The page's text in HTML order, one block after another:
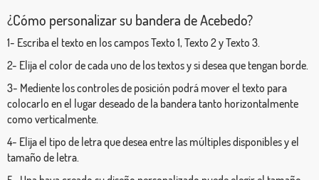
¿Cómo personalizar su bandera de Acebedo?
1- Escriba el texto en los campos Texto 1, Texto 2 y Texto 3.
2- Elija el color de cada uno de los textos y si desea que tengan borde.
3- Mediente los controles de posición podrá mover el texto para
colocarlo en el lugar deseado de la bandera tanto horizontalmente
como verticalmente.
4- Elija el tipo de letra que desea entre las múltiples disponibles y el
tamaño de letra.